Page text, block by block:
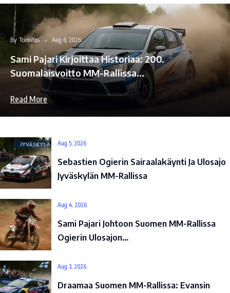
By Toimitus Aug 6, 2026
Sami Pajari Kirjoittaa Historiaa: 200.
Suomalaisvoitto MM-Rallissa…
Read More
Aug 5, 2026
Sebastien Ogierin Sairaalakäynti Ja Ulosajo
Jyväskylän MM-Rallissa
Aug 4, 2026
Sami Pajari Johtoon Suomen MM-Rallissa
Ogierin Ulosajon…
Aug 3, 2026
Draamaa Suomen MM-Rallissa: Evansin